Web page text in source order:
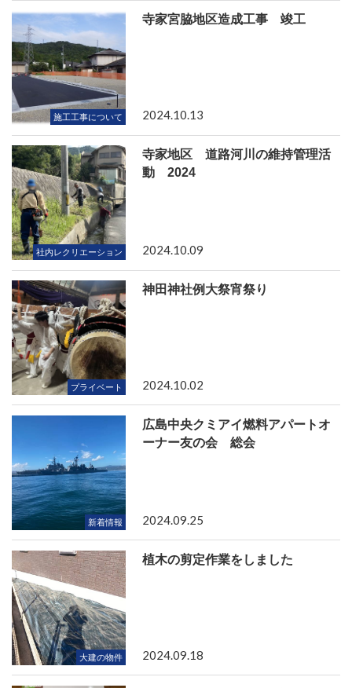
施工工事について
寺家宮脇地区造成工事 竣工
2024.10.13
社内レクリエーション
寺家地区 道路河川の維持管理活
動 2024
2024.10.09
プライベート
神田神社例大祭宵祭り
2024.10.02
新着情報
広島中央クミアイ燃料アパートオ
ーナー友の会 総会
2024.09.25
大建の物件
植木の剪定作業をしました
2024.09.18